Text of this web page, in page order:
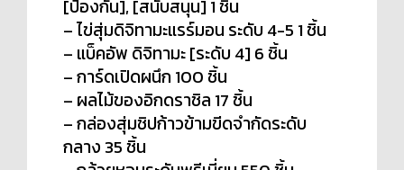
[ป้องกัน], [สนับสนุน] 1 ชิ้น
– ไข่สุ่มดิจิทามะแรร์มอน ระดับ 4-5 1 ชิ้น
– แบ็คอัพ ดิจิทามะ [ระดับ 4] 6 ชิ้น
– การ์ดเปิดผนึก 100 ชิ้น
– ผลไม้ของอิกดราชิล 17 ชิ้น
– กล่องสุ่มชิปก้าวข้ามขีดจำกัดระดับ
กลาง 35 ชิ้น